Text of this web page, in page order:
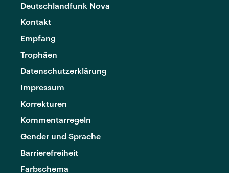
Deutschlandfunk Nova
Kontakt
Empfang
Trophäen
Datenschutzerklärung
Impressum
Korrekturen
Kommentarregeln
Gender und Sprache
Barrierefreiheit
Farbschema